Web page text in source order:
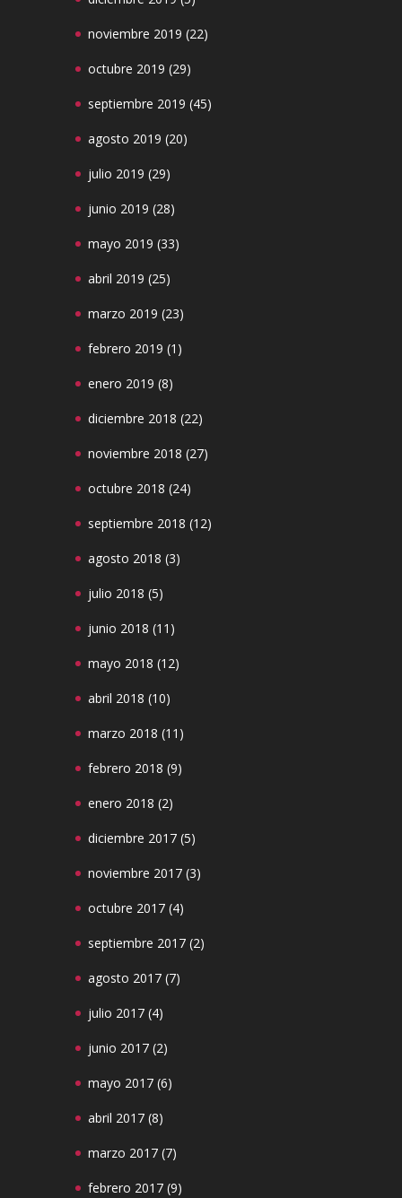
noviembre 2019 (22)
octubre 2019 (29)
septiembre 2019 (45)
agosto 2019 (20)
julio 2019 (29)
junio 2019 (28)
mayo 2019 (33)
abril 2019 (25)
marzo 2019 (23)
febrero 2019 (1)
enero 2019 (8)
diciembre 2018 (22)
noviembre 2018 (27)
octubre 2018 (24)
septiembre 2018 (12)
agosto 2018 (3)
julio 2018 (5)
junio 2018 (11)
mayo 2018 (12)
abril 2018 (10)
marzo 2018 (11)
febrero 2018 (9)
enero 2018 (2)
diciembre 2017 (5)
noviembre 2017 (3)
octubre 2017 (4)
septiembre 2017 (2)
agosto 2017 (7)
julio 2017 (4)
junio 2017 (2)
mayo 2017 (6)
abril 2017 (8)
marzo 2017 (7)
febrero 2017 (9)